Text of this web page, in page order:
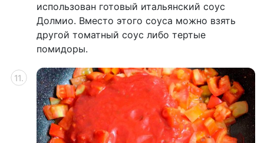
использован готовый итальянский соус
Долмио. Вместо этого соуса можно взять
другой томатный соус либо тертые
помидоры.